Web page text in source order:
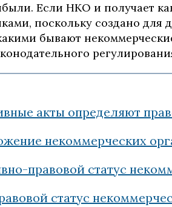
Если НКО и получает
поскольку создано
бывают
акты определяют
некоммерческих
правовой статус
статус